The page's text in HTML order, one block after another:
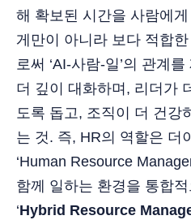
해 확보된 시간을 사람에
게만이 아니라 보다 적합
로써 ‘AI-사람-일’의 관계
더 깊이 대화하며, 리더가
도록 돕고, 조직이 더 건강
는 것. 즉, HR의 역할은 더
‘Human Resource
함께 일하는 환경을 통합
‘Hybrid Resource